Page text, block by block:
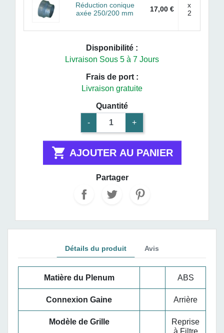
Réduction conique
axée 250/200 mm
17,00 €
x
2
Disponibilité :
Livraison Sous 5 à 7 Jours
Frais de port :
Livraison gratuite
Quantité
-
+
 AJOUTER AU PANIER
Partager
Détails du produit Avis
Matière du Plenum ABS
Connexion Gaine Arrière
Modèle de Grille
Reprise
à Filtre